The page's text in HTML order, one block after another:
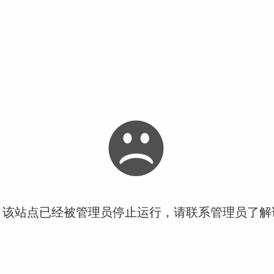
站点已经被管理员停止运行，请联系管理员了